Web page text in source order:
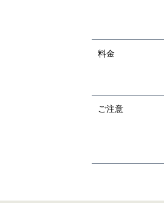
料金
ご注意